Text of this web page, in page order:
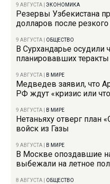
9 АВГУСТА |ЭКОНОМИКА
Резервы Узбекистана
долларов после
9 АВГУСТА ОБЩЕСТВО
В Сурхандарье осудили
планировавших
9 АВГУСТА В МИРЕ
Медведев заявил, что
РФ ждут «кризис или
9 АВГУСТА В МИРЕ
Нетаньяху отверг план
войск из Газы
9 АВГУСТА В МИРЕ
В Москве опоздавшие
выбежали на летное
8 АВГУСТА ОБЩЕСТВО